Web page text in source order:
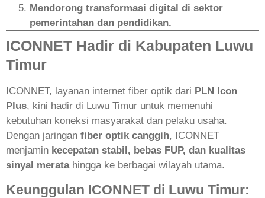
Mendorong transformasi digital di sektor
pemerintahan dan pendidikan.
ICONNET Hadir di Kabupaten Luwu
Timur
ICONNET, layanan internet fiber optik dari PLN Icon
Plus, kini hadir di Luwu Timur untuk memenuhi
kebutuhan koneksi masyarakat dan pelaku usaha.
Dengan jaringan fiber optik canggih, ICONNET
menjamin kecepatan stabil, bebas FUP, dan kualitas
sinyal meratahingga ke berbagai wilayah utama.
Keunggulan ICONNET di Luwu Timur: